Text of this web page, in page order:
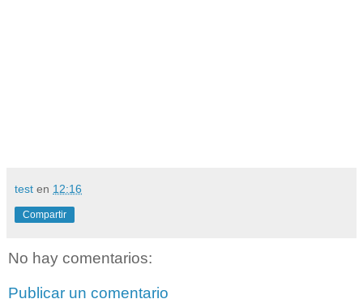
test en 12:16
Compartir
No hay comentarios:
Publicar un comentario